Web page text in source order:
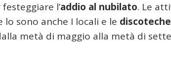
l’addio al nubilato. Le
lo sono anche I locali e le discoteche
metà di maggio alla metà di